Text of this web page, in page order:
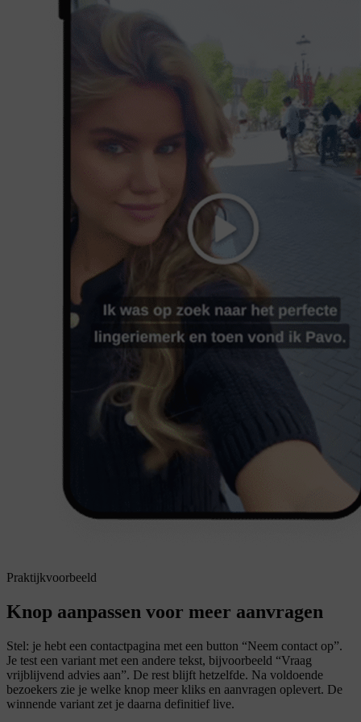
Praktijkvoorbeeld
Knop aanpassen voor meer aanvragen
Stel: je hebt een contactpagina met een button “Neem contact op”.
Je test een variant met een andere tekst, bijvoorbeeld “Vraag
vrijblijvend advies aan”. De rest blijft hetzelfde. Na voldoende
bezoekers zie je welke knop meer kliks en aanvragen oplevert. De
winnende variant zet je daarna definitief live.